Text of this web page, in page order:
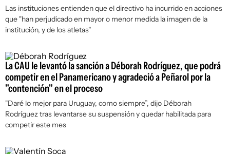
Las instituciones entienden que el directivo ha incurrido en acciones
que "han perjudicado en mayor o menor medida la imagen de la
institución, y de los atletas"
La CAU le levantó la sanción a Déborah Rodríguez, que podrá
competir en el Panamericano y agradeció a Peñarol por la
"contención" en el proceso
"Daré lo mejor para Uruguay, como siempre”, dijo Déborah
Rodríguez tras levantarse su suspensión y quedar habilitada para
competir este mes